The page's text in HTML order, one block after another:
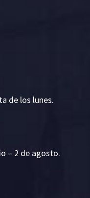
de los lunes.
– 2 de agosto.